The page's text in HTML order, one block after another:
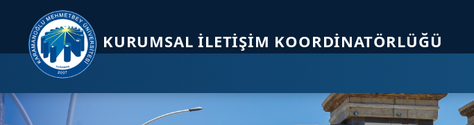
KURUMSAL İLETIŞIM KOORDINATÖRLÜĞÜ